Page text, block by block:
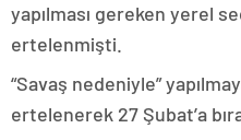
yapılması gereken yerel
ertelenmişti.
“Savaş nedeniyle”
ertelenerek 27 Şubat’a